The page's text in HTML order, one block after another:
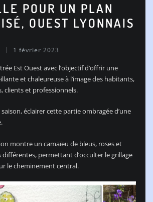
POUR UN PLAN
OUEST LYONNAIS
1 février 2023
Est Ouest avec l’objectif d’offrir une
et chaleureuse à l’image des habitants,
clients et professionnels.
éclairer cette partie ombragée d’une
montre un camaïeu de bleus, roses et
permettant d’occulter le grillage
le cheminement central.